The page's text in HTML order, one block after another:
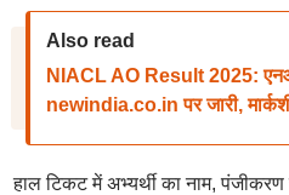
Also read
NIACL AO Result 2025:
newindia.co.in पर जारी,
हाल टिकट में अभ्यर्थी का नाम, पंजीकरण